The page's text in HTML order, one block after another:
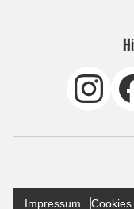
Impressum Cookies